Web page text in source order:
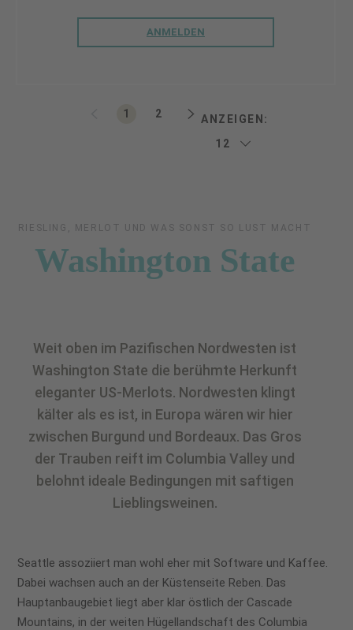
ANMELDEN
Seite
1 Seite
2 ANZEIGEN:
RIESLING, MERLOT UND WAS SONST SO LUST MACHT
Washington State
Weit oben im Pazifischen Nordwesten ist
Washington State die berühmte Herkunft
eleganter US-Merlots. Nordwesten klingt
kälter als es ist, in Europa wären wir hier
zwischen Burgund und Bordeaux. Das Gros
der Trauben reift im Columbia Valley und
belohnt ideale Bedingungen mit saftigen
Lieblingsweinen.
Seattle assoziiert man wohl eher mit Software und Kaffee.
Dabei wachsen auch an der Küstenseite Reben. Das
Hauptanbaugebiet liegt aber klar östlich der Cascade
Mountains, in der weiten Hügellandschaft des Columbia